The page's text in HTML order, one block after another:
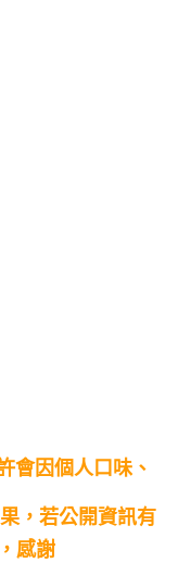
會因個人口味、
，若公開資訊有
感謝